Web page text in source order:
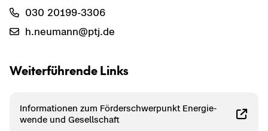
030 20199-​3306
h.neu­mann@ptj.de
Wei­ter­füh­ren­de Links
In­for­ma­tio­nen zum För­der­schwer­punkt En­er­gie­
wen­de und Ge­sell­schaft